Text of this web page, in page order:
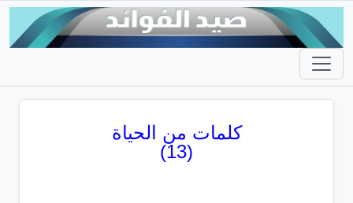
كلمات من الحياة
(13)